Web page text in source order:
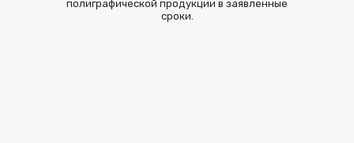
полиграфической продукции в заявленные
сроки.